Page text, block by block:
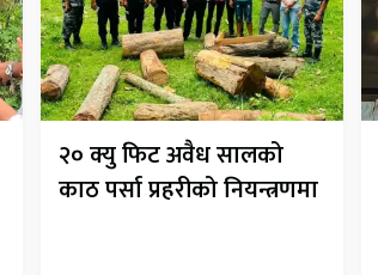
२० क्यु फिट अवैध सालको
काठ पर्सा प्रहरीको नियन्त्रणमा